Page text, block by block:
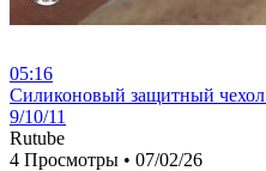
05:16
⁣Силиконовый защитный
9/10/11
Rutube
4 Просмотры • 07/02/26